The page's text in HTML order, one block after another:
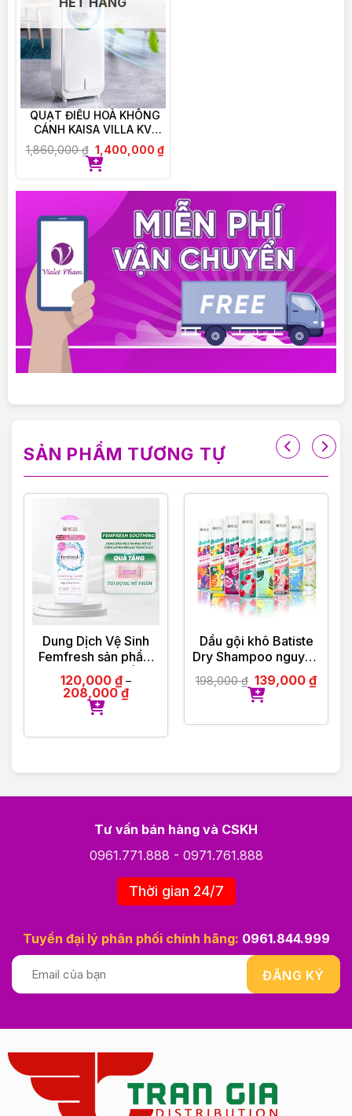
Có thể được uống cùng các loại Optibac khác
song song.
Đối với người không thể nuốt viên men vi sinh thì
có thể bóc vỏ ra, đổ bột bên trong con nhộng ra
hòa vào nước nguội hoặc đồ ăn nguội.
Bảo quản
BẢO QUẢN NGĂN MÁT TỦ LẠNH KHI ĐÃ MỞ
———————————–
VIOLET PHAM CAM KẾT:
– 100% Chính hãng, được ủy quyền phân phối trực
tiếp.
– Cam kết đổi trả, hoàn tiền nếu giao sai, nhầm,
thiếu sản phẩm
– Hỗ trợ tư vấn giải đáp thắc mắc 24/24
———————————
VIOLET PHAM – CHẤT LƯỢNG ĐI CÙNG TÂM
QUẠT ĐIỀU HOÀ KHÔNG
CÁNH KAISA VILLA KV-
QKC6622
1,860,000₫ 1,400,000 ₫
SẢN PHẨM TƯƠNG TỰ
Dung Dịch Vệ Sinh
Femfresh sản phẩm
tới từ Anh Quốc
120,000 ₫ –
208,000₫
Dầu gội khô Batiste
Dry Shampoo nguyên
bản các mùi hương
198,000₫ 139,000₫
Tư vấn bán hàng và CSKH
0961.771.888 - 0971.761.888
Thời gian 24/7
Tuyển đại lý phân phối chính hãng: 0961.844.999